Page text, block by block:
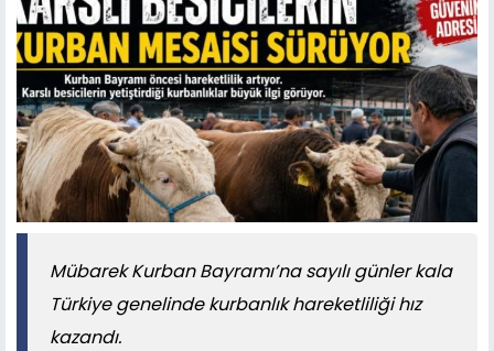
Mübarek Kurban Bayramı’na sayılı günler kala
Türkiye genelinde kurbanlık hareketliliği hız
kazandı.